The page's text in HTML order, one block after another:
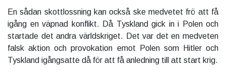
En sådan skottlossning kan också ske medvetet frö att få
igång en väpnad konflikt. Då Tyskland gick in i Polen och
startade det andra världskriget. Det var det en medveten
falsk aktion och provokation emot Polen som Hitler och
Tyskland igångsatte då för att få anledning till att start krig.